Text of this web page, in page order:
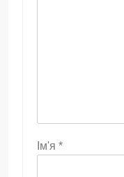
Ім'я *